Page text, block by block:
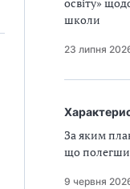
школи
23 липня
За яким
що
9 червня